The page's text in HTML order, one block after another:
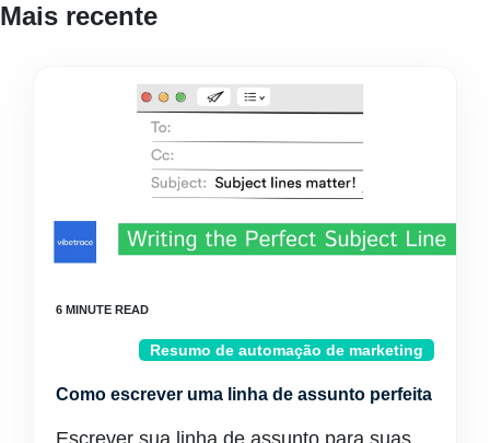
Mais recente
Resumo de automação de marketing
Como escrever uma linha de assunto perfeita
Escrever sua linha de assunto para suas